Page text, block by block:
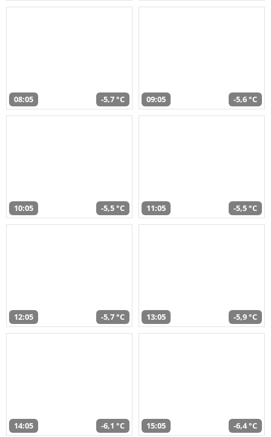
08:05 -5,7 °C 09:05 -5,6 °C
10:05 -5,5 °C 11:05 -5,5 °C
12:05 -5,7 °C 13:05 -5,9 °C
14:05 -6,1 °C 15:05 -6,4 °C